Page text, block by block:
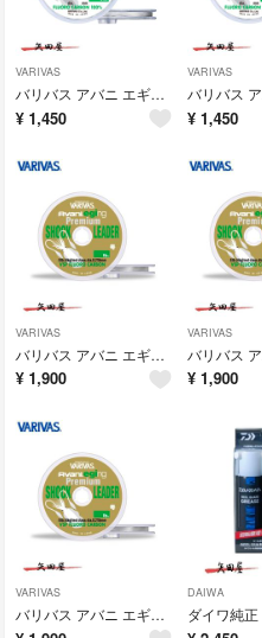
VARIVAS
バリバス アバニ エギング ショックリーダー フロロカーボン 1.7号 (286
¥ 1,450
VARIVAS
¥ 1,450
VARIVAS
バリバス アバニ エギング プレミアム ショックリーダー VSP 2号
¥ 1,900
VARIVAS
¥ 1,900
VARIVAS
バリバス アバニ エギング プレミアム ショックリーダー VSP 1.2号
DAIWA